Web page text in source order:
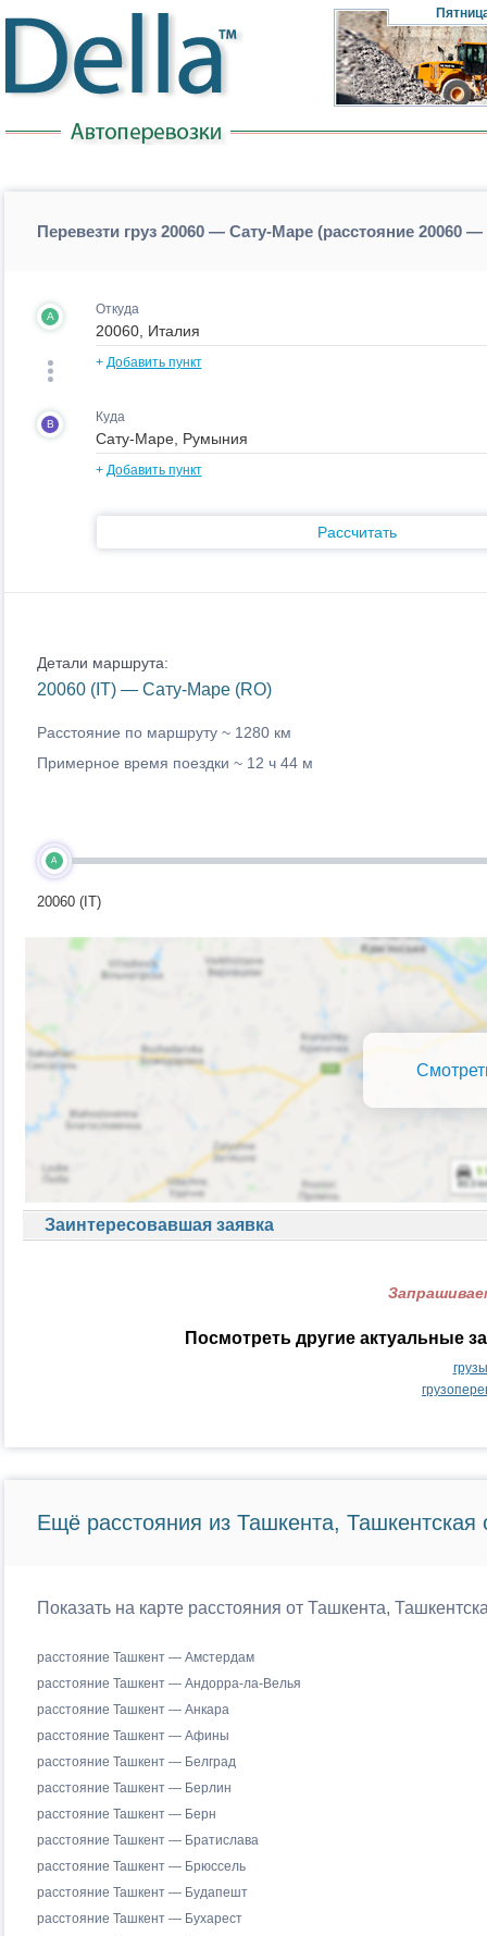
Перевезти груз 20060 — Сату-Маре (расстояние 20060
A Откуда
+ Добавить пункт
B Куда
+ Добавить пункт
Рассчитать
Детали маршрута:
20060 (IT) — Сату-Маре (RO)
Расстояние по маршруту ~ 1280 км
Примерное время поездки ~ 12 ч 44 м
A
20060 (IT)
Заинтересовавшая заявка
Посмотреть другие актуальные
Ещё расстояния из Ташкента, Ташкентская
Показать на карте расстояния от Ташкента,
расстояние Ташкент — Амстердам
расстояние Ташкент — Андорра-ла-Велья
расстояние Ташкент — Анкара
расстояние Ташкент — Афины
расстояние Ташкент — Белград
расстояние Ташкент — Берлин
расстояние Ташкент — Берн
расстояние Ташкент — Братислава
расстояние Ташкент — Брюссель
расстояние Ташкент — Будапешт
расстояние Ташкент — Бухарест